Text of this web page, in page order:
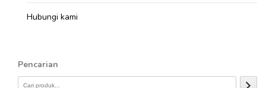
Hubungi kami
Pencarian